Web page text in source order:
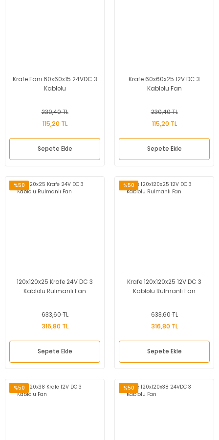
Krafe Fanı 60x60x15 24VDC 3
Kablolu
230,40 TL
115,20 TL
Sepete Ekle
Krafe 60x60x25 12V DC 3
Kablolu Fan
230,40 TL
115,20 TL
Sepete Ekle
%50
120x120x25 Krafe 24V DC 3
Kablolu Rulmanlı Fan
633,60 TL
316,80 TL
Sepete Ekle
%50
Krafe 120x120x25 12V DC 3
Kablolu Rulmanlı Fan
633,60 TL
316,80 TL
Sepete Ekle
%50 %50